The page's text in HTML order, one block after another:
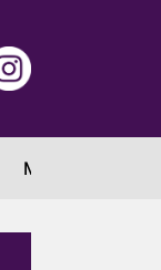
MAFS